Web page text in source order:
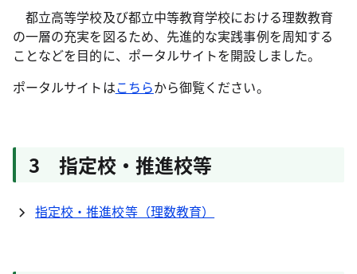
都立高等学校及び都立中等教育学校における理数教育
の一層の充実を図るため、先進的な実践事例を周知する
ことなどを目的に、ポータルサイトを開設しました。
ポータルサイトはこちらから御覧ください。
3 指定校・推進校等
指定校・推進校等（理数教育）